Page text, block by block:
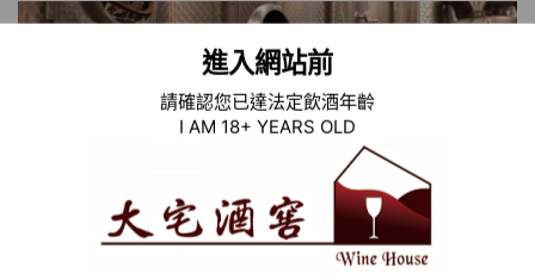
進入網站前
請確認您已達法定飲酒年齡
I AM 18+ YEARS OLD